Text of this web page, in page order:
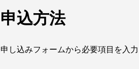
申込方法
申し込みフォームから必要項目を入